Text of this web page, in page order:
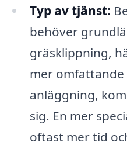
Typ av tjänst:
behöver
gräsklippning,
mer
anläggning,
sig. En mer
oftast mer tid